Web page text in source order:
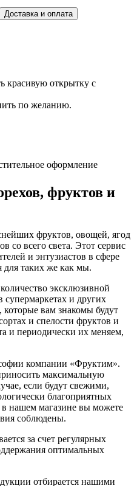
Доставка и оплата
красивую открытку с
по желанию.
оформление
фруктов и
фруктов, овощей, ягод
со всего света. Этот сервис
и энтузиастов в сфере
для таких же как мы.
эксклюзивной
и других
вам знакомы будут
и спелости фруктов и
и периодически их меняем,
компании «Фруктим».
максимальную
если будут свежими,
благоприятных
нашем магазине вы можете
соблюдены.
за счет регулярных
оптимальных
отбирается нашими